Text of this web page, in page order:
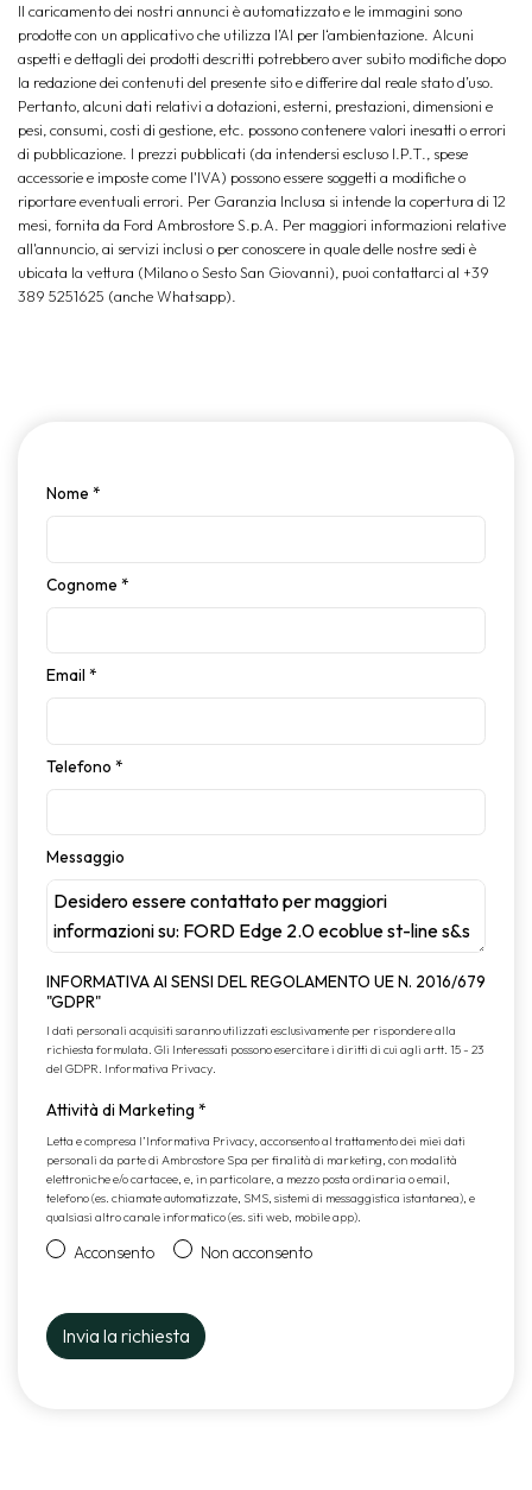
Il caricamento dei nostri annunci è automatizzato e le immagini sono
prodotte con un applicativo che utilizza l’AI per l‘ambientazione. Alcuni
aspetti e dettagli dei prodotti descritti potrebbero aver subito modifiche dopo
la redazione dei contenuti del presente sito e differire dal reale stato d’uso.
Pertanto, alcuni dati relativi a dotazioni, esterni, prestazioni, dimensioni e
pesi, consumi, costi di gestione, etc. possono contenere valori inesatti o errori
di pubblicazione. I prezzi pubblicati (da intendersi escluso I.P.T., spese
accessorie e imposte come l'IVA) possono essere soggetti a modifiche o
riportare eventuali errori. Per Garanzia Inclusa si intende la copertura di 12
mesi, fornita da Ford Ambrostore S.p.A. Per maggiori informazioni relative
all'annuncio, ai servizi inclusi o per conoscere in quale delle nostre sedi è
ubicata la vettura (Milano o Sesto San Giovanni), puoi contattarci al +39
389 5251625 (anche Whatsapp).
Nome *
Cognome *
Email *
Telefono *
Messaggio
INFORMATIVA AI SENSI DEL REGOLAMENTO UE N. 2016/679
"GDPR"
I dati personali acquisiti saranno utilizzati esclusivamente per rispondere alla
richiesta formulata. Gli Interessati possono esercitare i diritti di cui agli artt. 15 - 23
del GDPR. Informativa Privacy.
Attività di Marketing *
Letta e compresa l’Informativa Privacy, acconsento al trattamento dei miei dati
personali da parte di Ambrostore Spa per finalità di marketing, con modalità
elettroniche e/o cartacee, e, in particolare, a mezzo posta ordinaria o email,
telefono (es. chiamate automatizzate, SMS, sistemi di messaggistica istantanea), e
qualsiasi altro canale informatico (es. siti web, mobile app).
Acconsento Non acconsento